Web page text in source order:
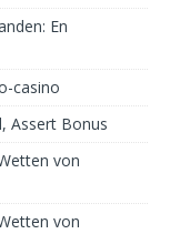
En
casino
Assert Bonus
von
von